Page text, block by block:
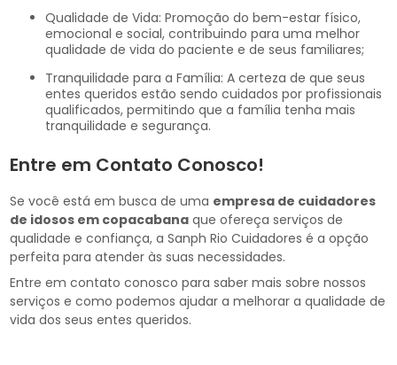
Qualidade de Vida: Promoção do bem-estar físico,
emocional e social, contribuindo para uma melhor
qualidade de vida do paciente e de seus familiares;
Tranquilidade para a Família: A certeza de que seus
entes queridos estão sendo cuidados por profissionais
qualificados, permitindo que a família tenha mais
tranquilidade e segurança.
Entre em Contato Conosco!
Se você está em busca de uma empresa de cuidadores
de idosos em copacabana que ofereça serviços de
qualidade e confiança, a Sanph Rio Cuidadores é a opção
perfeita para atender às suas necessidades.
Entre em contato conosco para saber mais sobre nossos
serviços e como podemos ajudar a melhorar a qualidade de
vida dos seus entes queridos.